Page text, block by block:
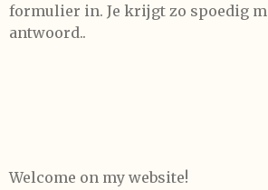
formulier in. Je krijgt zo spoedig
antwoord..
Welcome on my website!